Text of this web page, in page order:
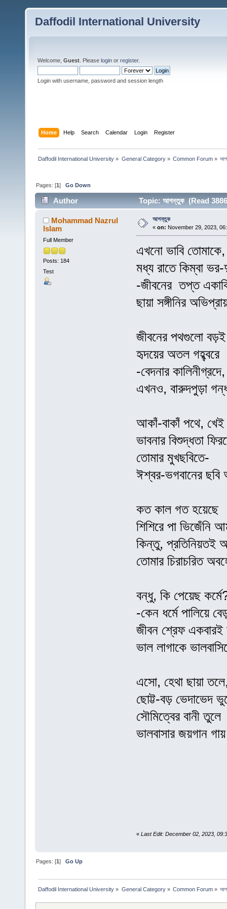
Daffodil International University
Welcome, Guest . Please login or register.
Login with username, password and session length
Home Help Search Calendar Login Register
Daffodil International University » General Category» Common Forum»
Pages: [1]Go Down
Author Topic: আগন্তুক (Read
Mohammad Nazrul
Islam
Full Member
Posts: 184
Test
আগন্তুক
« on: November 29, 2023,
এখনো ভাবি তোমাকে,
মধ্য রাতে কিম্বা
-জীবনের তপ্ত
ছায়া সঙ্গীনির
জীবনের পথগুলো বড়ই
হৃদয়ের অতল গহ্ব্বরে
-বেদনার কালিনীগ্রদে,
এখনও, বারুদপুড়া
আকাঁ-বাকাঁ পথে, খেই
ভাবনার বিশুদ্ধতা
তোমার মুখছবিতে-
ঈশ্বর-ভগবানের
কত কাল গত হয়েছে
শিশিরে পা ভিজেঁনি
কিন্তু, প্রতিনিয়তই
তোমার চিরাচরিত
বন্ধু, কি পেয়েছ
-কেন ধর্মে পালিয়ে
জীবন শ্রেফ
ভাল লাগাকে
এসো, হেথা ছায়া
ছোট্ট-বড় ভেদাভেদ
সৌমিত্বের বানী তুলে
ভালবাসার জয়গান
« Last Edit: December 02, 2023,
Pages: [1]Go Up
Daffodil International University » General Category» Common Forum»